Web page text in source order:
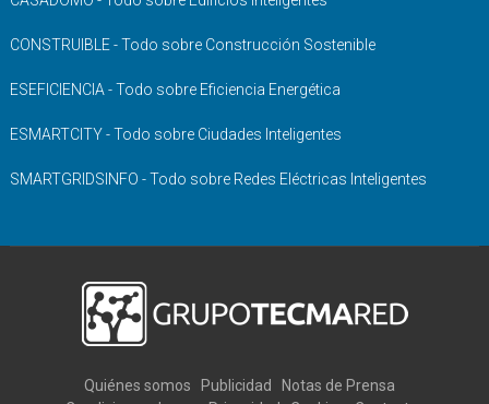
CONSTRUIBLE - Todo sobre Construcción Sostenible
ESEFICIENCIA - Todo sobre Eficiencia Energética
ESMARTCITY - Todo sobre Ciudades Inteligentes
SMARTGRIDSINFO - Todo sobre Redes Eléctricas Inteligentes
Quiénes somos Publicidad
Notas de Prensa